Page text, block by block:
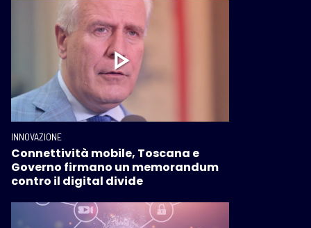
INNOVAZIONE
Connettività mobile, Toscana e
Governo firmano un memorandum
contro il digital divide